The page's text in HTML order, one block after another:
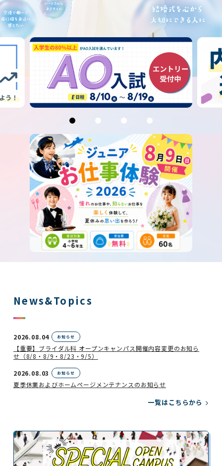
News&Topics
2026.08.04 お知らせ
【重要】ブライダル科 オープンキャンパス開催内容変更のお知ら
せ（8/8・8/9・8/23・9/5）
2026.08.03
お知らせ
夏季休業およびホームページメンテナンスのお知らせ
2026.07.13
お知らせ
「ジュニアお仕事体験2026」開催決定！＜お申込みもコチラか
ら！＞
一覧はこちらから